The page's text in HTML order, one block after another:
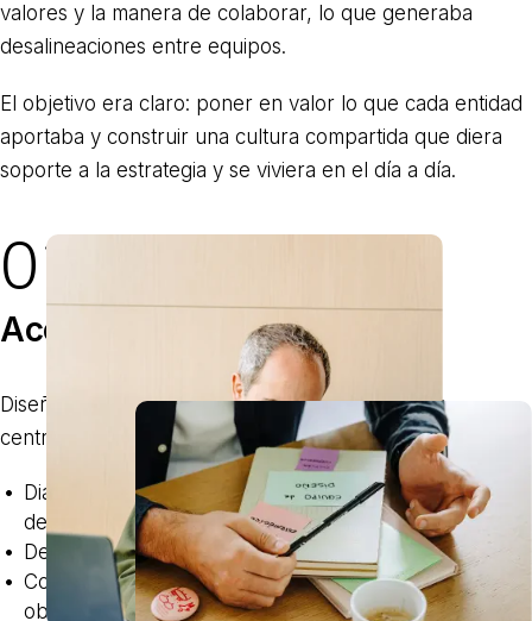
valores y la manera de colaborar, lo que generaba
desalineaciones entre equipos.
El objetivo era claro: poner en valor lo que cada entidad
aportaba y construir una cultura compartida que diera
soporte a la estrategia y se viviera en el día a día.
02
Acciones
Diseñamos y facilitamos un proceso participativo
centrado en la cultura, que incluyó:
Diagnóstico cultural de partida, integrando las culturas
de origen
Definición colaborativa de la cultura deseada
Concreción de valores en comportamientos
observables